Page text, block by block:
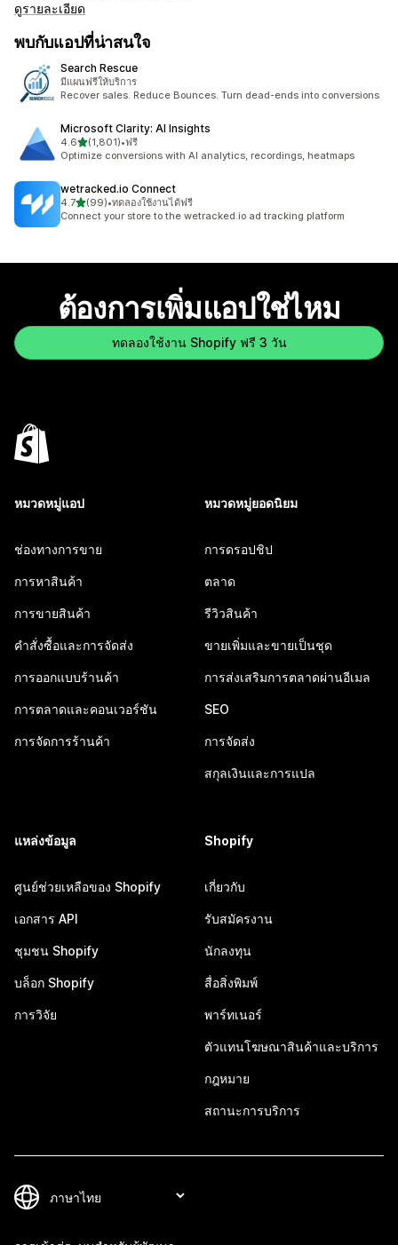
ดูรายละเอียด
พบกับแอปที่น่าสนใจ
Search Rescue
มีแผนฟรีให้บริการ
Recover sales. Reduce Bounces. Turn dead-ends into conversions
Microsoft Clarity: AI Insights
4.6เต็ม 5 ดาว
(1,801)
ทั้งหมด 1801 รีวิว
•ฟรี
Optimize conversions with AI analytics, recordings, heatmaps
wetracked.io Connect
4.7เต็ม 5 ดาว
(99)
ทั้งหมด 99 รีวิว
•ทดลองใช้งานได้ฟรี
Connect your store to the wetracked.io ad tracking platform
ต้องการเพิ่มแอปใช่ไหม
ทดลองใช้งาน Shopify ฟรี 3 วัน
หมวดหมู่แอป
ช่องทางการขาย
การหาสินค้า
การขายสินค้า
คำสั่งซื้อและการจัดส่ง
การออกแบบร้านค้า
การตลาดและคอนเวอร์ชัน
การจัดการร้านค้า
หมวดหมู่ยอดนิยม
การดรอปชิป
ตลาด
รีวิวสินค้า
ขายเพิ่มและขายเป็นชุด
การส่งเสริมการตลาดผ่านอีเมล
SEO
การจัดส่ง
สกุลเงินและการแปล
แหล่งข้อมูล
ศูนย์ช่วยเหลือของ Shopify
เอกสาร API
ชุมชน Shopify
บล็อก Shopify
การวิจัย
Shopify
เกี่ยวกับ
รับสมัครงาน
นักลงทุน
สื่อสิ่งพิมพ์
พาร์ทเนอร์
ตัวแทนโฆษณาสินค้าและบริการ
กฎหมาย
สถานะการบริการ